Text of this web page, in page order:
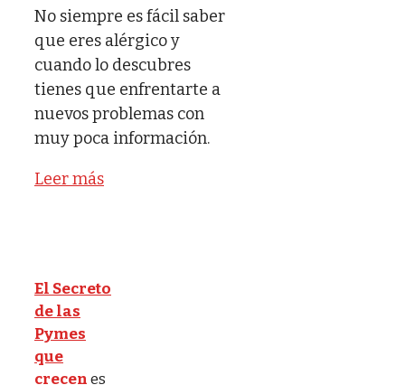
No siempre es fácil saber
que eres alérgico y
cuando lo descubres
tienes que enfrentarte a
nuevos problemas con
muy poca información.
Leer más
El Secreto
de las
Pymes
que
crecenes